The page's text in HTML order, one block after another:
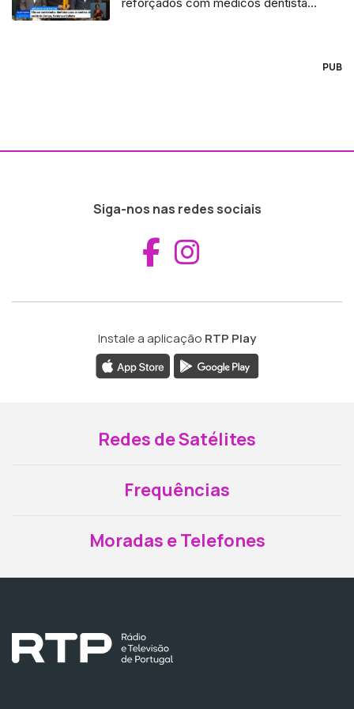
PUB
Siga-nos nas redes sociais
Aceder ao
Instale a aplicação RTP Play
Redes de Satélites
Frequências
Moradas e Telefones